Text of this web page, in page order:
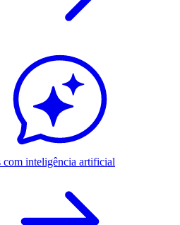
com inteligência artificial